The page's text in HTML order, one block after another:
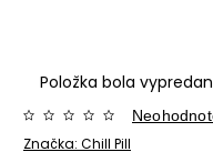
Položka bola
Značka: Chill Pill